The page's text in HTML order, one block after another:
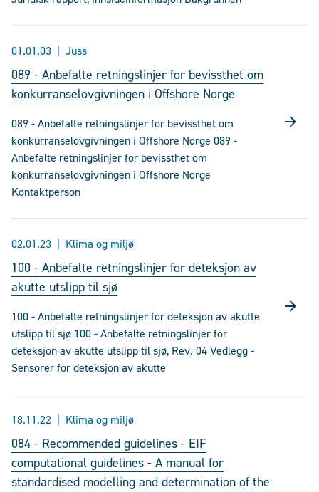
01.01.03 Juss
089 - Anbefalte retningslinjer for bevissthet om
konkurranselovgivningen i Offshore Norge
089 - Anbefalte retningslinjer for bevissthet om
konkurranselovgivningen i Offshore Norge 089 -
Anbefalte retningslinjer for bevissthet om
konkurranselovgivningen i Offshore Norge
Kontaktperson
02.01.23 Klima og miljø
100 - Anbefalte retningslinjer for deteksjon av
akutte utslipp til sjø
100 - Anbefalte retningslinjer for deteksjon av akutte
utslipp til sjø 100 - Anbefalte retningslinjer for
deteksjon av akutte utslipp til sjø, Rev. 04 Vedlegg -
Sensorer for deteksjon av akutte
18.11.22 Klima og miljø
084 - Recommended guidelines - EIF
computational guidelines - A manual for
standardised modelling and determination of the